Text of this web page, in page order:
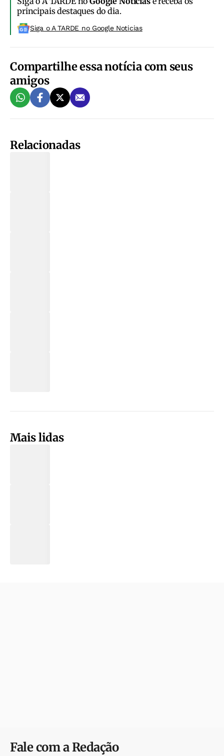
principais destaques do dia.
Siga o A TARDE no Google Noticias
Compartilhe essa notícia com seus
amigos
Relacionadas
Mais lidas
Fale com a Redação